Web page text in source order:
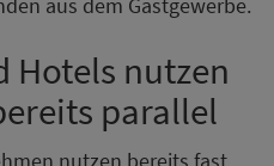
Hotels nutzen
parallel